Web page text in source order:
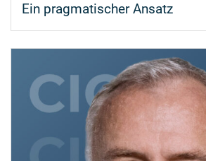
Ein pragmatischer Ansatz